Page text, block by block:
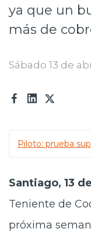
Acceso
ya que un
más de
Sábado 13 de
Piloto: prueba
Santiago, 13
Teniente de
próxima